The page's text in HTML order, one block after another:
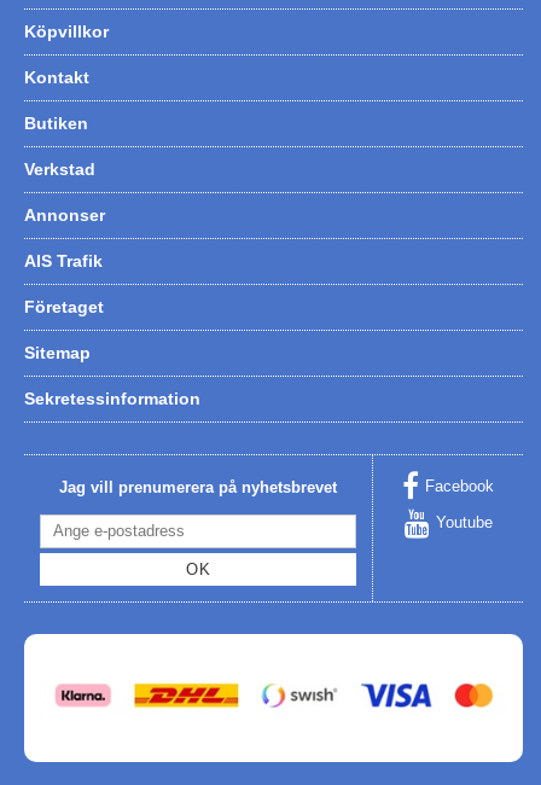
Thule - Lasthållare
LAGERRENSING
Begagnade Motorer & Båtar
Köpvillkor
Kontakt
Butiken
Verkstad
Annonser
AIS Trafik
Företaget
Sitemap
Sekretessinformation
Jag vill prenumerera på nyhetsbrevet
OK
Facebook
Youtube